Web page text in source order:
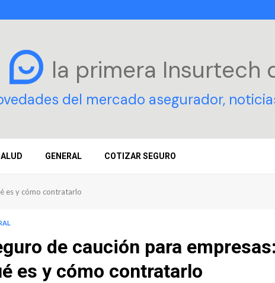
la primera Insurtech
del mercado asegurador,
GENERAL COTIZAR SEGURO
es y cómo contratarlo
de caución para
es y cómo contratarlo